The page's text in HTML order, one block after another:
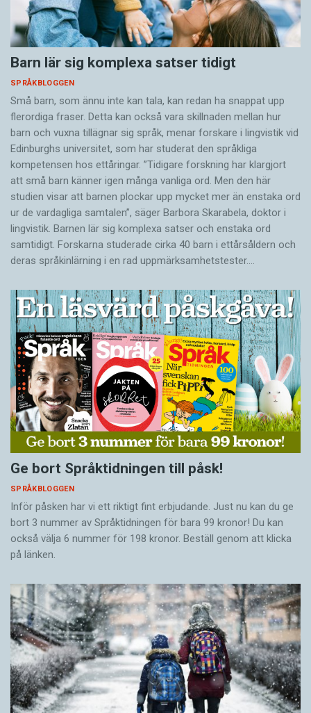
Barn lär sig komplexa satser tidigt
SPRÅKBLOGGEN
Små barn, som ännu inte kan tala, kan redan ha snappat upp
flerordiga fraser. Detta kan också vara skillnaden mellan hur
barn och vuxna tillägnar sig språk, menar forskare i lingvistik vid
Edinburghs universitet, som har studerat den språkliga
kompetensen hos ettåringar. ”Tidigare forskning har klargjort
att små barn känner igen många vanliga ord. Men den här
studien visar att barnen plockar upp mycket mer än enstaka ord
ur de vardagliga samtalen”, säger Barbora Skarabela, doktor i
lingvistik. Barnen lär sig komplexa satser och enstaka ord
samtidigt. Forskarna studerade cirka 40 barn i ettårsåldern och
deras språkinlärning i en rad uppmärksamhetstester.…
Ge bort Språktidningen till påsk!
SPRÅKBLOGGEN
Inför påsken har vi ett riktigt fint erbjudande. Just nu kan du ge
bort 3 nummer av Språktidningen för bara 99 kronor! Du kan
också välja 6 nummer för 198 kronor. Beställ genom att klicka
på länken.